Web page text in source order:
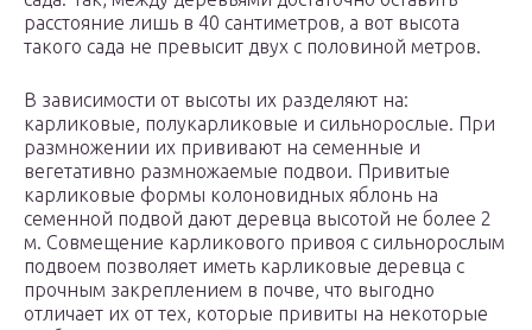
расстояние лишь в 40 сантиметров, а вот высота
такого сада не превысит двух с половиной метров.
В зависимости от высоты их разделяют на:
карликовые, полукарликовые и сильнорослые. При
размножении их прививают на семенные и
вегетативно размножаемые подвои. Привитые
карликовые формы колоновидных яблонь на
семенной подвой дают деревца высотой не более 2
м. Совмещение карликового привоя с сильнорослым
подвоем позволяет иметь карликовые деревца с
прочным закреплением в почве, что выгодно
отличает их от тех, которые привиты на некоторые